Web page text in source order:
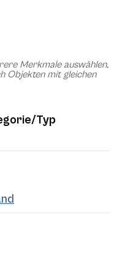
Merkmale auswählen,
Objekten mit gleichen
Typ